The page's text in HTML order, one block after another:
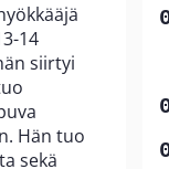
14
siirtyi
Hän tuo
sekä